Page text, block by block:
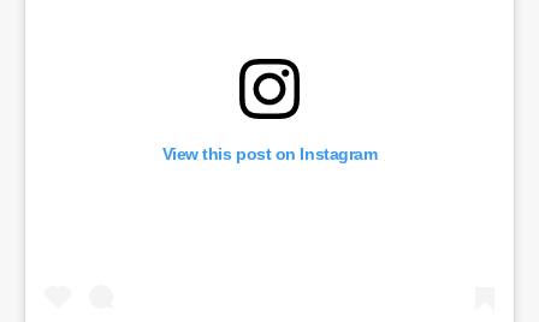
View this post on Instagram